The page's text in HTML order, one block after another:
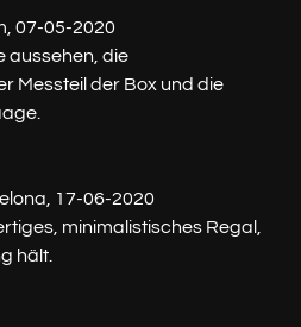
07-05-2020
aussehen, die
Messteil der Box und die
17-06-2020
minimalistisches Regal,
hält.